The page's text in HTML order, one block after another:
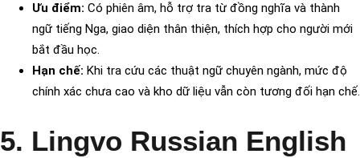
Ưu điểm: Có phiên âm, hỗ trợ tra từ đồng nghĩa và thành
ngữ tiếng Nga, giao diện thân thiện, thích hợp cho người mới
bắt đầu học.
Hạn chế: Khi tra cứu các thuật ngữ chuyên ngành, mức độ
chính xác chưa cao và kho dữ liệu vẫn còn tương đối hạn chế.
5. Lingvo Russian English